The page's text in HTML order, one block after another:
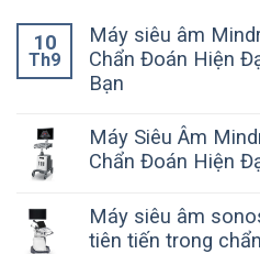
10
Th9
Máy siêu âm
Chẩn Đoán Hiện
Bạn
Máy Siêu Âm
Chẩn Đoán Hiện
Máy siêu âm
tiên tiến trong